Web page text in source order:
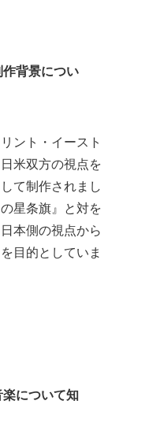
作背景につい
ント・イースト
米双方の視点を
て制作されまし
星条旗』と対を
本側の視点から
目的としていま
楽について知